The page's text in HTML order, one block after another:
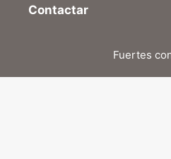
Contactar
Fuertes